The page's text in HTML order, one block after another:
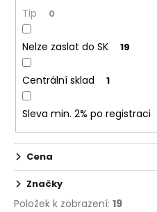
ůTip 0
Nelze zaslat do SK 19
Centrální sklad 1
Sleva min. 2% po registraci
Cena
Značky
Položek k zobrazení: 19
m
OXVA
XLIM
TOP
FILL
SS
POD
CARTRIDGE
1,2OHM